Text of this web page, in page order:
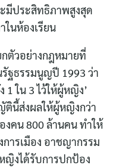
มีประสิทธิภาพสูงสุด
ในห้องเรียน
ตัวอย่างกฎหมายที่
ฐธรรมนูญปี 1993 ว่า
ใน 3 ไว้ให้ผู้หญิง’
นี้ส่งผลให้ผู้หญิงกว่า
งคน 800 ล้านคน ทำให้
ารเมือง อาชญากรรม
ญิงได้รับการปกป้อง